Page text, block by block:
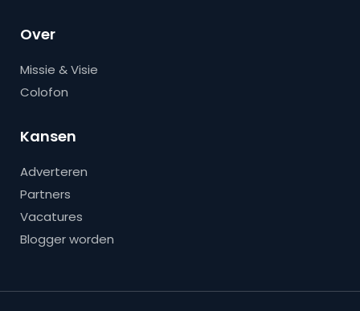
Over
Missie & Visie
Colofon
Kansen
Adverteren
Partners
Vacatures
Blogger worden